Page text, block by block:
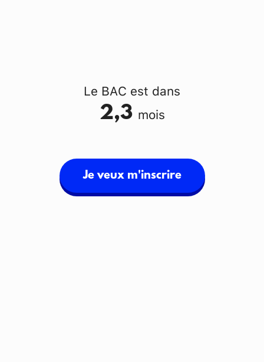
Le BAC est dans
2,3 mois
Je veux m'inscrire